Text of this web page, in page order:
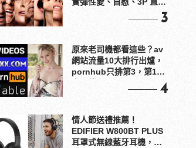
3
原來老司機都看這些？av
網站流量10大排行出爐，
pornhub只排第3，第1名
4
情人節送禮推薦！
EDIFIER W800BT PLUS
耳罩式無線藍牙耳機，在